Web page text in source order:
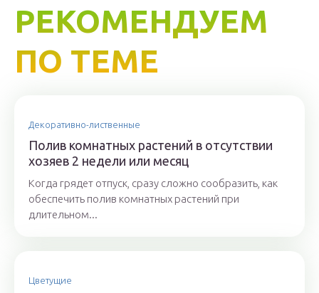
РЕКОМЕНДУЕМ
ПО ТЕМЕ
Декоративно-лиственные
Полив комнатных растений в отсутствии
хозяев 2 недели или месяц
Когда грядет отпуск, сразу сложно сообразить, как
обеспечить полив комнатных растений при
длительном...
Цветущие